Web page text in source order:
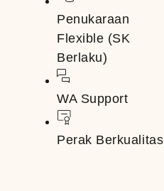
Penukaraan
Flexible (SK
Berlaku)
WA Support
Perak Berkualitas